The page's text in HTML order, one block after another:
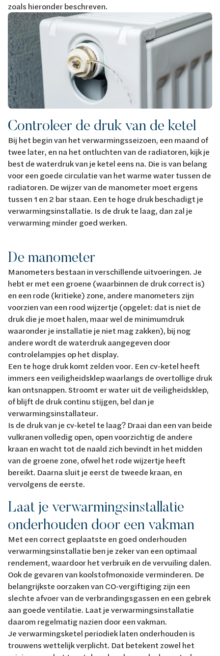
zoals hieronder beschreven.
Controleer de druk van de ketel
Bij het begin van het verwarmingsseizoen, een maand of
twee later, en na het ontluchten van de radiatoren, kijk je
best de waterdruk van je ketel eens na. Die is van belang
voor een goede circulatie van het warme water tussen de
radiatoren. De wijzer van de manometer moet ergens
tussen 1 en 2 bar staan. Een te hoge druk beschadigt je
verwarmingsinstallatie. Is de druk te laag, dan zal je
verwarming minder goed werken.
De manometer
Manometers bestaan in verschillende uitvoeringen. Je
hebt er met een groene (waarbinnen de druk correct is)
en een rode (kritieke) zone, andere manometers zijn
voorzien van een rood wijzertje (opgelet: dat is niet de
druk die je moet halen, maar wel de minimumdruk
waaronder je installatie je niet mag zakken), bij nog
andere wordt de waterdruk aangegeven door
controlelampjes op het display.
Een te hoge druk komt zelden voor. Een cv-ketel heeft
immers een veiligheidsklep waarlangs de overtollige druk
kan ontsnappen. Stroomt er water uit de veiligheidsklep,
of blijft de druk continu stijgen, bel dan je
verwarmingsinstallateur.
Is de druk van je cv-ketel te laag? Draai dan een van beide
vulkranen volledig open, open voorzichtig de andere
kraan en wacht tot de naald zich bevindt in het midden
van de groene zone, ofwel het rode wijzertje heeft
bereikt. Daarna sluit je eerst de tweede kraan, en
vervolgens de eerste.
Laat je verwarmingsinstallatie
onderhouden door een vakman
Met een correct geplaatste en goed onderhouden
verwarmingsinstallatie ben je zeker van een optimaal
rendement, waardoor het verbruik en de vervuiling dalen.
Ook de gevaren van koolstofmonoxide verminderen. De
belangrijkste oorzaken van CO-vergiftiging zijn een
slechte afvoer van de verbrandingsgassen en een gebrek
aan goede ventilatie. Laat je verwarmingsinstallatie
daarom regelmatig nazien door een vakman.
Je verwarmingsketel periodiek laten onderhouden is
trouwens wettelijk verplicht. Dat betekent zowel het